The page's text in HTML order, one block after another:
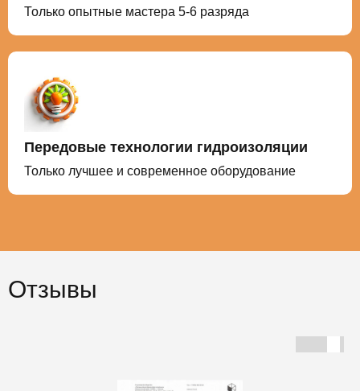
Только опытные мастера 5-6 разряда
Передовые технологии гидроизоляции
Только лучшее и современное оборудование
Отзывы